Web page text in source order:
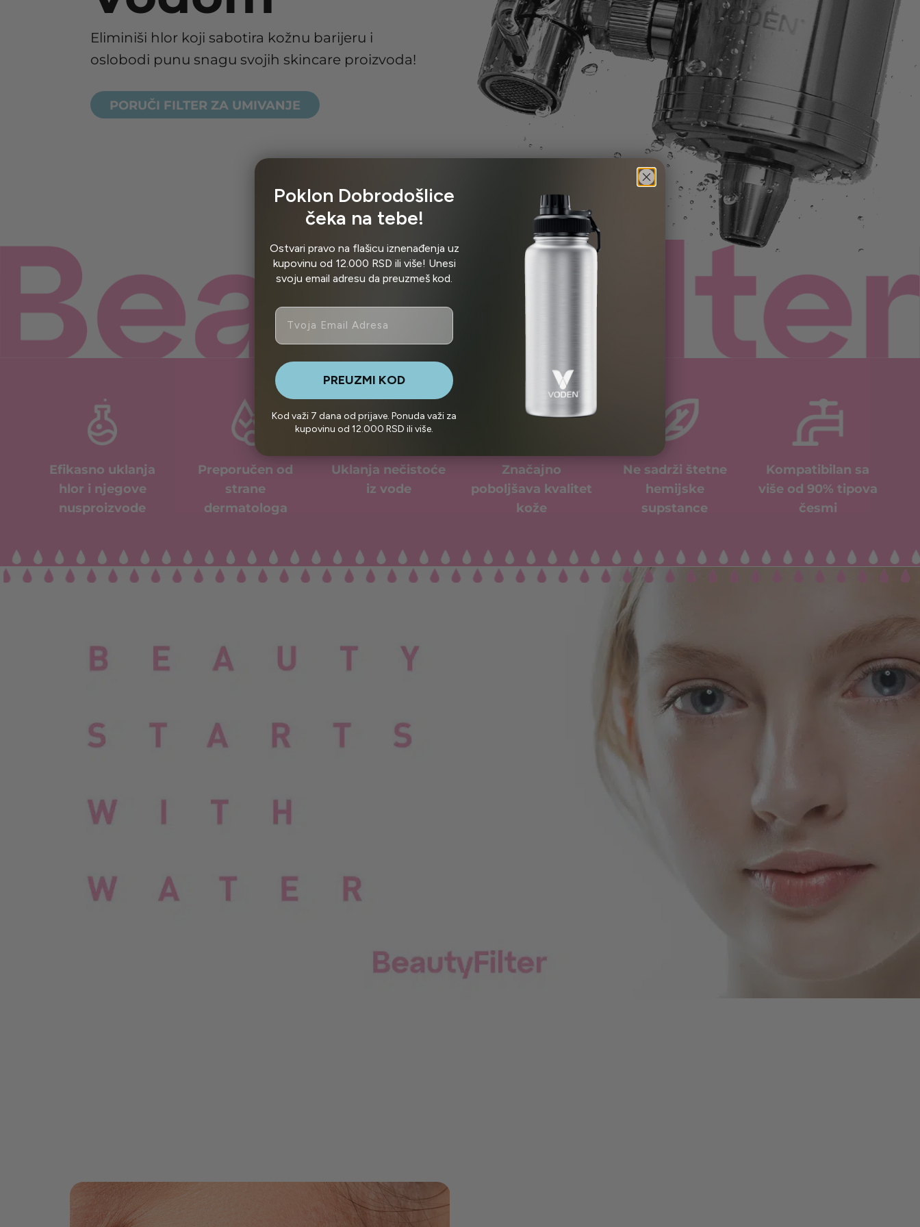
Eliminiši hlor koji sabotira kožnu barijeru i
oslobodi punu snagu svojih skincare proizvoda!
PORUČI FILTER ZA UMIVANJE
Efikasno uklanja
hlor i njegove
nusproizvode
Preporučen od
strane
dermatologa
Uklanja nečistoće
iz vode
Značajno
poboljšava kvalitet
kože
Ne sadrži štetne
hemijske
supstance
Kompatibilan sa
više od 90% tipova
česmi
Poklon Dobrodošlice
čeka na tebe!
Ostvari pravo na flašicu iznenađenja uz
kupovinu od 12.000 RSD ili više! Unesi
svoju email adresu da preuzmeš kod.
Email
PREUZMI KOD
Kod važi 7 dana od prijave. Ponuda važi za
kupovinu od 12.000 RSD ili više.